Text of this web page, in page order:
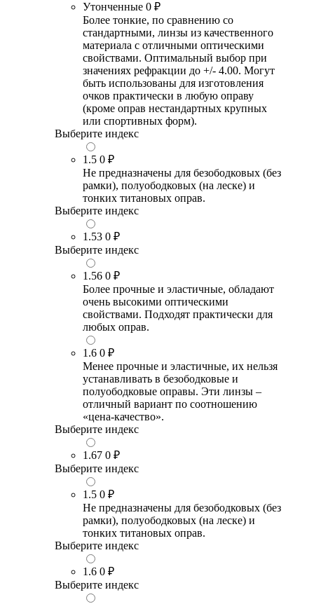
Утонченные 0 ₽
Более тонкие, по сравнению со
стандартными, линзы из качественного
материала с отличными оптическими
свойствами. Оптимальный выбор при
значениях рефракции до +/- 4.00. Могут
быть использованы для изготовления
очков практически в любую оправу
(кроме оправ нестандартных крупных
или спортивных форм).
Выберите индекс
1.5 0 ₽
Не предназначены для безободковых (без
рамки), полуободковых (на леске) и
тонких титановых оправ.
Выберите индекс
1.53 0 ₽
Выберите индекс
1.56 0 ₽
Более прочные и эластичные, обладают
очень высокими оптическими
свойствами. Подходят практически для
любых оправ.
1.6 0 ₽
Менее прочные и эластичные, их нельзя
устанавливать в безободковые и
полуободковые оправы. Эти линзы –
отличный вариант по соотношению
«цена-качество».
Выберите индекс
1.67 0 ₽
Выберите индекс
1.5 0 ₽
Не предназначены для безободковых (без
рамки), полуободковых (на леске) и
тонких титановых оправ.
Выберите индекс
1.6 0 ₽
Выберите индекс